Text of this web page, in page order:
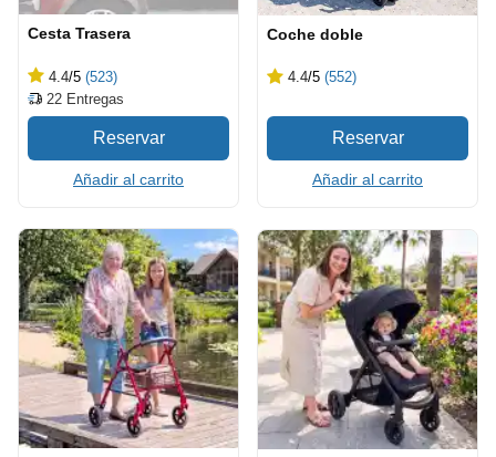
Cesta Trasera
4.4/5 (523)
22 Entregas
Añadir al carrito
Coche doble
4.4/5 (552)
Añadir al carrito